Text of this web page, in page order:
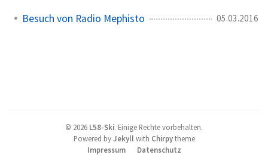
Besuch von Radio Mephisto 05.03.2016
© 2026 L58-Ski. Einige Rechte vorbehalten.
Powered byJekyll with Chirpytheme
Impressum
Datenschutz